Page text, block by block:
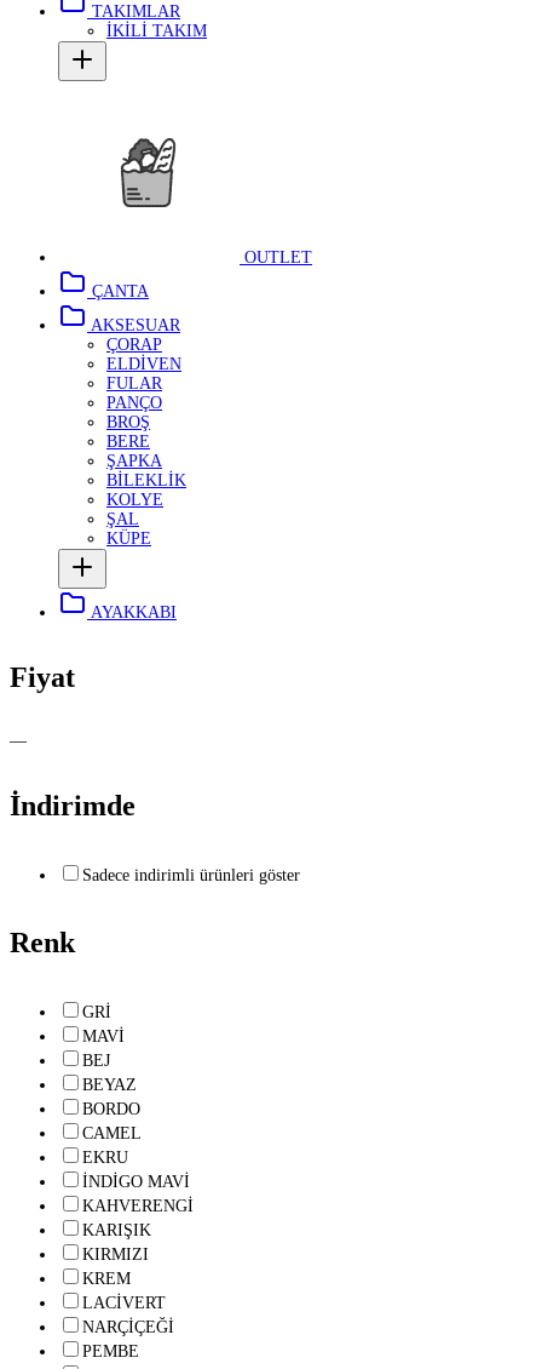
TAKIMLAR
İKİLİ TAKIM
OUTLET
ÇANTA
AKSESUAR
ÇORAP
ELDİVEN
FULAR
PANÇO
BROŞ
BERE
ŞAPKA
BİLEKLİK
KOLYE
ŞAL
KÜPE
AYAKKABI
Fiyat
—
İndirimde
Sadece indirimli ürünleri göster
Renk
GRİ
MAVİ
BEJ
BEYAZ
BORDO
CAMEL
EKRU
İNDİGO MAVİ
KAHVERENGİ
KARIŞIK
KIRMIZI
KREM
LACİVERT
NARÇİÇEĞİ
PEMBE